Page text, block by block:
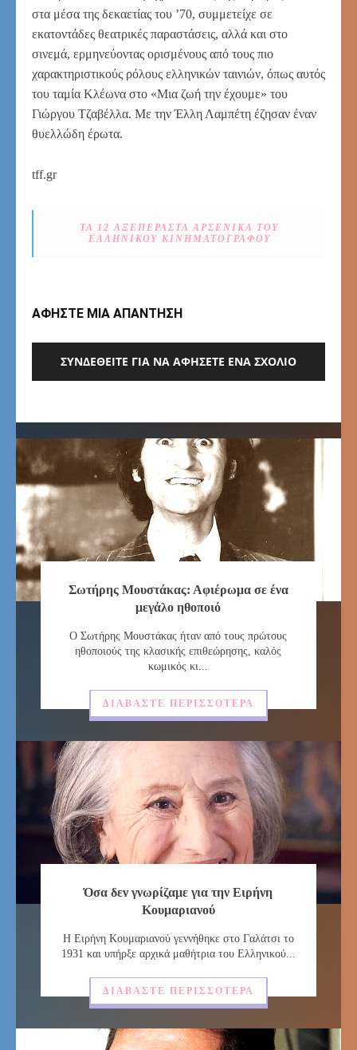
στα μέσα της δεκαετίας του ’70, συμμετείχε σε
εκατοντάδες θεατρικές παραστάσεις, αλλά και στο
σινεμά, ερμηνεύοντας ορισμένους από τους πιο
χαρακτηριστικούς ρόλους ελληνικών ταινιών, όπως αυτός
του ταμία Κλέωνα στο «Μια ζωή την έχουμε» του
Γιώργου Τζαβέλλα. Με την Έλλη Λαμπέτη έζησαν έναν
θυελλώδη έρωτα.
tff.gr
ΤΑ 12 ΑΞΕΠΈΡΑΣΤΑ ΑΡΣΕΝΙΚΆ ΤΟΥ
ΕΛΛΗΝΙΚΟΎ ΚΙΝΗΜΑΤΟΓΡΆΦΟΥ
ΑΦΗΣΤΕ ΜΙΑ ΑΠΑΝΤΗΣΗ
ΣΥΝΔΕΘΕΊΤΕ ΓΙΑ ΝΑ ΑΦΉΣΕΤΕ ΈΝΑ ΣΧΌΛΙΟ
Σωτήρης Μουστάκας: Αφιέρωμα σε ένα
μεγάλο ηθοποιό
Ο Σωτήρης Μουστάκας ήταν από τους πρώτους
ηθοποιούς της κλασικής επιθεώρησης, καλός
κωμικός κι...
ΔΙΑΒΆΣΤΕ ΠΕΡΙΣΣΌΤΕΡΑ
Όσα δεν γνωρίζαμε για την Ειρήνη
Κουμαριανού
Η Ειρήνη Κουμαριανού γεννήθηκε στο Γαλάτσι το
1931 και υπήρξε αρχικά μαθήτρια του Ελληνικού...
ΔΙΑΒΆΣΤΕ ΠΕΡΙΣΣΌΤΕΡΑ